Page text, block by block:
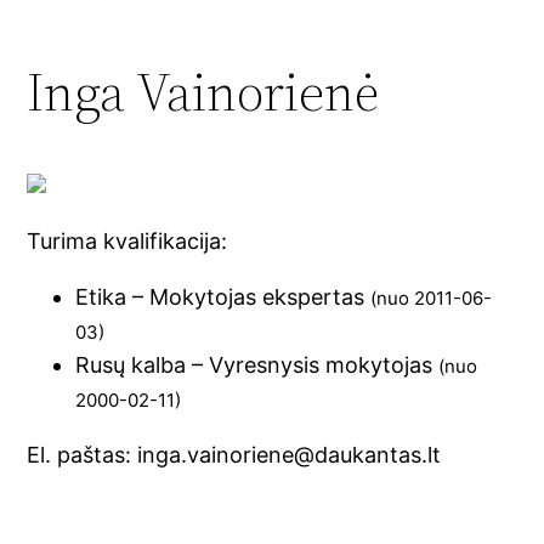
Inga Vainorienė
Turima kvalifikacija:
Etika – Mokytojas ekspertas (nuo 2011-06-
03)
Rusų kalba – Vyresnysis mokytojas (nuo
2000-02-11)
El. paštas: inga.vainoriene@daukantas.lt